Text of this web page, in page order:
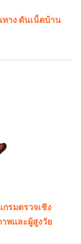
ทาง ดันเน็ตบ้าน
รมตรวจเชิง
พและผู้สูงวัย